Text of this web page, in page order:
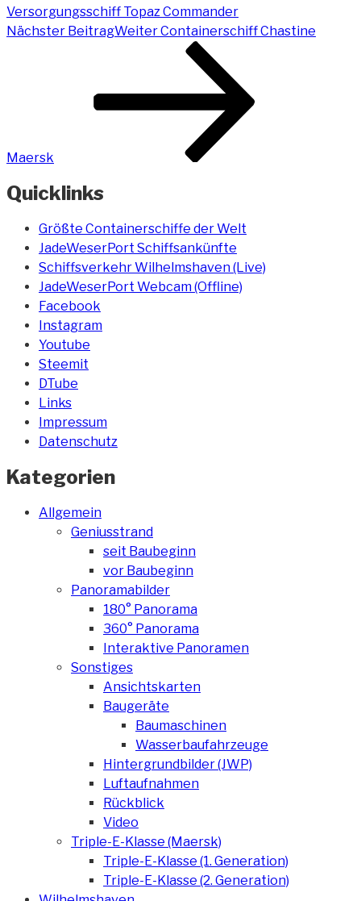
Versorgungsschiff Topaz Commander
Nächster BeitragWeiterContainerschiff Chastine
Maersk
Quicklinks
Größte Containerschiffe der Welt
JadeWeserPort Schiffsankünfte
Schiffsverkehr Wilhelmshaven (Live)
JadeWeserPort Webcam (Offline)
Facebook
Instagram
Youtube
Steemit
DTube
Links
Impressum
Datenschutz
Kategorien
Allgemein
Geniusstrand
seit Baubeginn
vor Baubeginn
Panoramabilder
180° Panorama
360° Panorama
Interaktive Panoramen
Sonstiges
Ansichtskarten
Baugeräte
Baumaschinen
Wasserbaufahrzeuge
Hintergrundbilder (JWP)
Luftaufnahmen
Rückblick
Video
Triple-E-Klasse (Maersk)
Triple-E-Klasse (1. Generation)
Triple-E-Klasse (2. Generation)